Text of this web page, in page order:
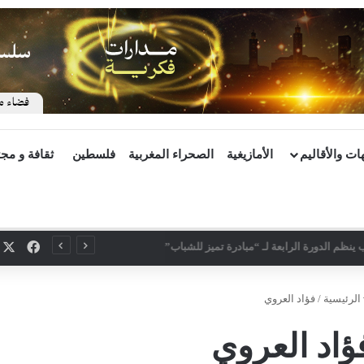
والأقاليم الأمازيغية الصحراء المغربية فلسطين ثقافة و
ينظم الدورة الرابعة لـ “مبادرة تميز للشباب”
الرئيسية / فؤاد العروي
العروي